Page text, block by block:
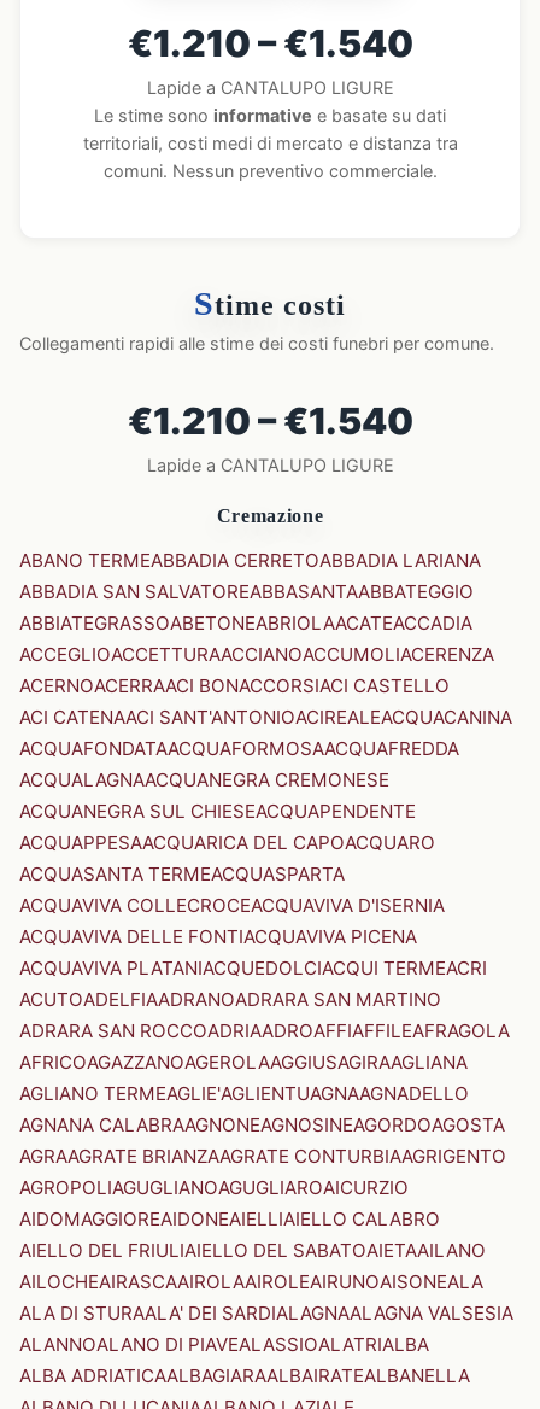
€1.210 – €1.540
Lapide a CANTALUPO LIGURE
Le stime sono informative e basate su dati
territoriali, costi medi di mercato e distanza tra
comuni. Nessun preventivo commerciale.
Stime costi
Collegamenti rapidi alle stime dei costi funebri per comune.
€1.210 – €1.540
Lapide a CANTALUPO LIGURE
Cremazione
ABANO TERMEABBADIA CERRETOABBADIA LARIANA
ABBADIA SAN SALVATOREABBASANTAABBATEGGIO
ABBIATEGRASSOABETONEABRIOLAACATEACCADIA
ACCEGLIOACCETTURAACCIANOACCUMOLIACERENZA
ACERNOACERRAACI BONACCORSIACI CASTELLO
ACI CATENAACI SANT'ANTONIOACIREALEACQUACANINA
ACQUAFONDATAACQUAFORMOSAACQUAFREDDA
ACQUALAGNAACQUANEGRA CREMONESE
ACQUANEGRA SUL CHIESEACQUAPENDENTE
ACQUAPPESAACQUARICA DEL CAPOACQUARO
ACQUASANTA TERMEACQUASPARTA
ACQUAVIVA COLLECROCEACQUAVIVA D'ISERNIA
ACQUAVIVA DELLE FONTIACQUAVIVA PICENA
ACQUAVIVA PLATANIACQUEDOLCIACQUI TERMEACRI
ACUTOADELFIAADRANOADRARA SAN MARTINO
ADRARA SAN ROCCOADRIAADROAFFIAFFILEAFRAGOLA
AFRICOAGAZZANOAGEROLAAGGIUSAGIRAAGLIANA
AGLIANO TERMEAGLIE'AGLIENTUAGNAAGNADELLO
AGNANA CALABRAAGNONEAGNOSINEAGORDOAGOSTA
AGRAAGRATE BRIANZAAGRATE CONTURBIAAGRIGENTO
AGROPOLIAGUGLIANOAGUGLIAROAICURZIO
AIDOMAGGIOREAIDONEAIELLIAIELLO CALABRO
AIELLO DEL FRIULIAIELLO DEL SABATOAIETAAILANO
AILOCHEAIRASCAAIROLAAIROLEAIRUNOAISONEALA
ALA DI STURAALA' DEI SARDIALAGNAALAGNA VALSESIA
ALANNOALANO DI PIAVEALASSIOALATRIALBA
ALBA ADRIATICAALBAGIARAALBAIRATEALBANELLA